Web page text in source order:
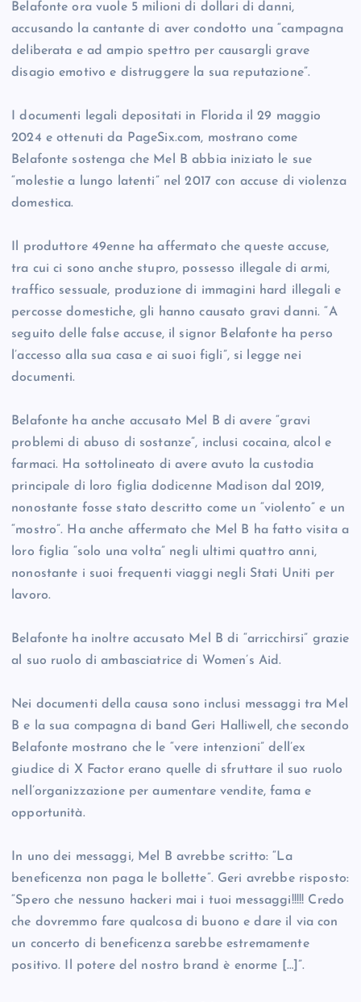
Belafonte ora vuole 5 milioni di dollari di danni,
accusando la cantante di aver condotto una “campagna
deliberata e ad ampio spettro per causargli grave
disagio emotivo e distruggere la sua reputazione”.
I documenti legali depositati in Florida il 29 maggio
2024 e ottenuti da PageSix.com, mostrano come
Belafonte sostenga che Mel B abbia iniziato le sue
“molestie a lungo latenti” nel 2017 con accuse di violenza
domestica.
Il produttore 49enne ha affermato che queste accuse,
tra cui ci sono anche stupro, possesso illegale di armi,
traffico sessuale, produzione di immagini hard illegali e
percosse domestiche, gli hanno causato gravi danni. “A
seguito delle false accuse, il signor Belafonte ha perso
l’accesso alla sua casa e ai suoi figli”, si legge nei
documenti.
Belafonte ha anche accusato Mel B di avere “gravi
problemi di abuso di sostanze”, inclusi cocaina, alcol e
farmaci. Ha sottolineato di avere avuto la custodia
principale di loro figlia dodicenne Madison dal 2019,
nonostante fosse stato descritto come un “violento” e un
“mostro”. Ha anche affermato che Mel B ha fatto visita a
loro figlia “solo una volta” negli ultimi quattro anni,
nonostante i suoi frequenti viaggi negli Stati Uniti per
lavoro.
Belafonte ha inoltre accusato Mel B di “arricchirsi” grazie
al suo ruolo di ambasciatrice di Women’s Aid.
Nei documenti della causa sono inclusi messaggi tra Mel
B e la sua compagna di band Geri Halliwell, che secondo
Belafonte mostrano che le “vere intenzioni” dell’ex
giudice di X Factor erano quelle di sfruttare il suo ruolo
nell’organizzazione per aumentare vendite, fama e
opportunità.
In uno dei messaggi, Mel B avrebbe scritto: “La
beneficenza non paga le bollette”. Geri avrebbe risposto:
“Spero che nessuno hackeri mai i tuoi messaggi!!!!! Credo
che dovremmo fare qualcosa di buono e dare il via con
un concerto di beneficenza sarebbe estremamente
positivo. Il potere del nostro brand è enorme […]”.